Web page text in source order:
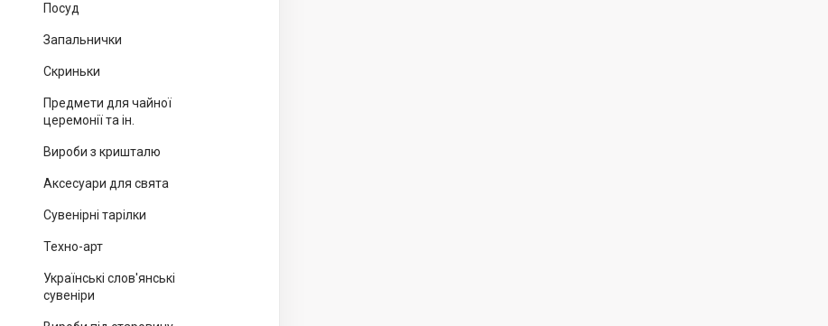
Посуд
Запальнички
Скриньки
Предмети для чайної
церемонії та ін.
Вироби з кришталю
Аксесуари для свята
Сувенірні тарілки
Техно-арт
Українські слов'янські
сувеніри